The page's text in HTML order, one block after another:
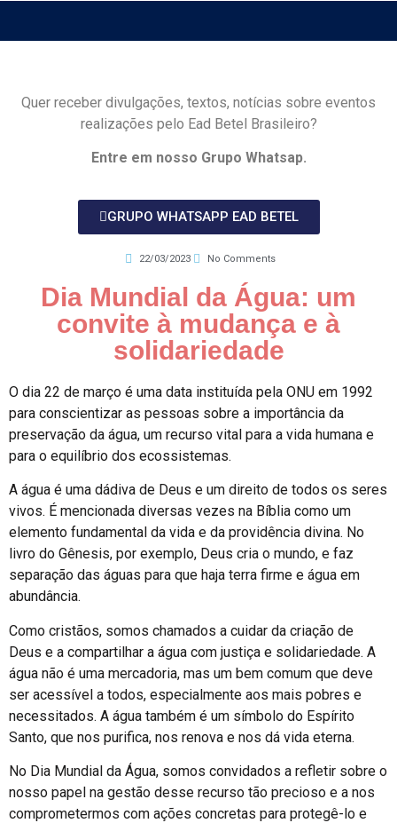
Quer receber divulgações, textos, notícias sobre eventos
realizações pelo Ead Betel Brasileiro?
Entre em nosso Grupo Whatsap.
GRUPO WHATSAPP EAD BETEL
22/03/2023 No Comments
Dia Mundial da Água: um
convite à mudança e à
solidariedade
O dia 22 de março é uma data instituída pela ONU em 1992
para conscientizar as pessoas sobre a importância da
preservação da água, um recurso vital para a vida humana e
para o equilíbrio dos ecossistemas.
A água é uma dádiva de Deus e um direito de todos os seres
vivos. É mencionada diversas vezes na Bíblia como um
elemento fundamental da vida e da providência divina. No
livro do Gênesis, por exemplo, Deus cria o mundo, e faz
separação das águas para que haja terra firme e água em
abundância.
Como cristãos, somos chamados a cuidar da criação de
Deus e a compartilhar a água com justiça e solidariedade. A
água não é uma mercadoria, mas um bem comum que deve
ser acessível a todos, especialmente aos mais pobres e
necessitados. A água também é um símbolo do Espírito
Santo, que nos purifica, nos renova e nos dá vida eterna.
No Dia Mundial da Água, somos convidados a refletir sobre o
nosso papel na gestão desse recurso tão precioso e a nos
comprometermos com ações concretas para protegê-lo e